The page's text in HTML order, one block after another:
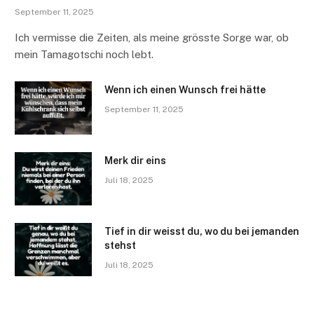
September 11, 2025
Ich vermisse die Zeiten, als meine grösste Sorge war, ob
mein Tamagotschi noch lebt.
Wenn ich einen Wunsch frei hätte
September 11, 2025
Merk dir eins
Juli 18, 2025
Tief in dir weisst du, wo du bei jemanden
stehst
Juli 18, 2025